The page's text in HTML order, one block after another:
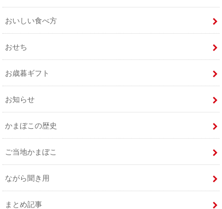
おいしい食べ方
おせち
お歳暮ギフト
お知らせ
かまぼこの歴史
ご当地かまぼこ
ながら聞き用
まとめ記事